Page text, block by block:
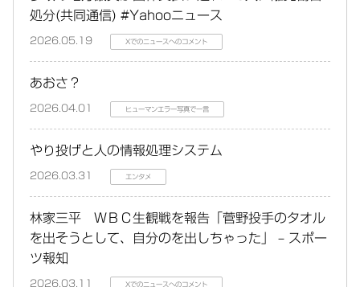
処分(共同通信) #Yahooニュース
2026.05.19 Xでのニュースへのコメント
あおさ？
2026.04.01 ヒューマンエラー写真で一言
やり投げと人の情報処理システム
2026.03.31 エンタメ
林家三平 ＷＢＣ生観戦を報告「菅野投手のタオル
を出そうとして、自分のを出しちゃった」 – スポー
ツ報知
2026.03.11 Xでのニュースへのコメント